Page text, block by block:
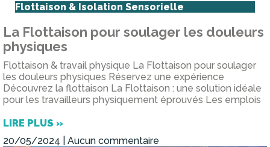
Flottaison & Isolation Sensorielle
La Flottaison pour soulager les douleurs
physiques
Flottaison & travail physique La Flottaison pour soulager
les douleurs physiques Réservez une expérience
Découvrez la flottaison La Flottaison : une solution idéale
pour les travailleurs physiquement éprouvés Les emplois
LIRE PLUS »
20/05/2024
Aucun commentaire